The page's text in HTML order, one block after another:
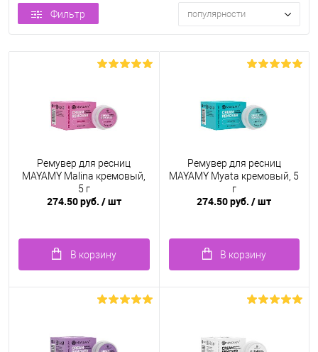
Фильтр популярности
Ремувер для ресниц
MAYAMY Malina кремовый,
5 г
274.50 руб. / шт
В корзину
Ремувер для ресниц
MAYAMY Myata кремовый, 5
г
274.50 руб./ шт
В корзину